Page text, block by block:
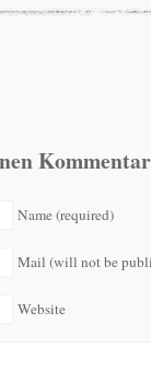
Name (required)
Mail (will not be
Website